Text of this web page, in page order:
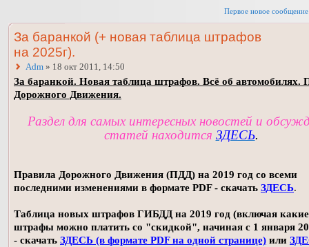
Первое новое сообщение
За баранкой (+ новая таблица штрафов
на 2025г).
Adm » 18 окт 2011, 14:50
За баранкой. Новая таблица штрафов. Всё об автомобилях.
Дорожного Движения.
Раздел для самых интересных новостей и
статей находится ЗДЕСЬ.
Правила Дорожного Движения (ПДД) на 2019 год со всеми
последними изменениями в формате PDF - скачать ЗДЕСЬ.
Таблица новых штрафов ГИБДД на 2019 год (включая какие
штрафы можно платить со "скидкой", начиная с 1 января
- скачать ЗДЕСЬ (в формате PDF на одной странице) или